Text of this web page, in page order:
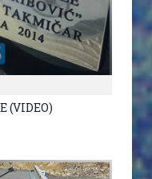
(VIDEO)